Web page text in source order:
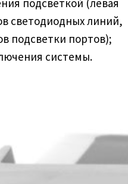
светодиодных линий,
подсветки портов);
системы.